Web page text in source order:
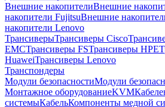
Внешние накопителиВнешние
накопители FujitsuВнешние
накопители Lenovo
ТрансиверыТрансиверы Cisco
EMCТрансиверы FSТрансиверы HPE
HuaweiТрансиверы Lenovo
Транспондеры
Модули безопасностиМодули
Монтажное оборудованиеKVM
системыКабельКомпоненты медной